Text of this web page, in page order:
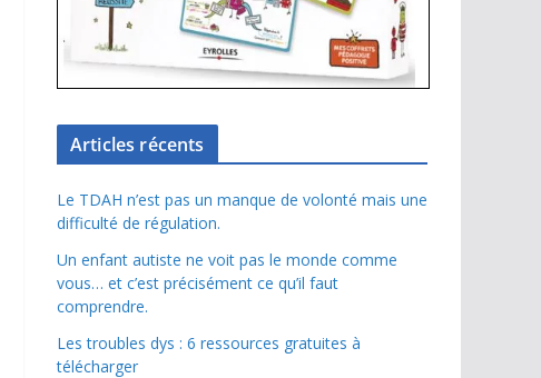
Articles récents
Le TDAH n’est pas un manque de volonté mais une
difficulté de régulation.
Un enfant autiste ne voit pas le monde comme
vous… et c’est précisément ce qu’il faut
comprendre.
Les troubles dys : 6 ressources gratuites à
télécharger